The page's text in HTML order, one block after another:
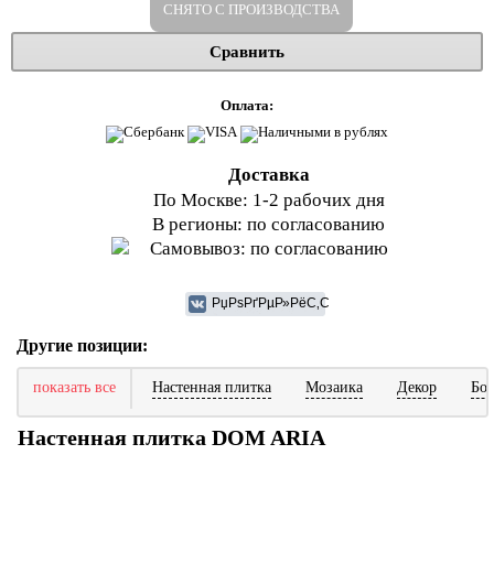
СНЯТО С ПРОИЗВОДСТВА
Сравнить
Оплата:
Доставка
По Москве: 1-2 рабочих дня
В регионы: по согласованию
Самовывоз: по согласованию
Другие позиции:
показать все Настенная плитка Мозаика Декор
Настенная плитка DOM ARIA